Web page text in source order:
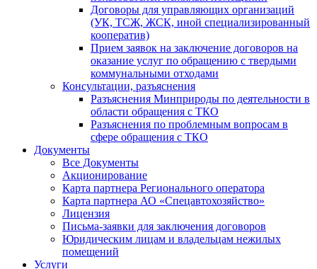
Договоры для управляющих организаций
(УК, ТСЖ, ЖСК, иной специализированный
кооператив)
Прием заявок на заключение договоров на
оказание услуг по обращению с твердыми
коммунальными отходами
Консультации, разъяснения
Разъяснения Минприроды по деятельности в
области обращения с ТКО
Разъяснения по проблемным вопросам в
сфере обращения с ТКО
Документы
Все Документы
Акционирование
Карта партнера Регионального оператора
Карта партнера АО «Спецавтохозяйство»
Лицензия
Письма-заявки для заключения договоров
Юридическим лицам и владельцам нежилых
помещений
Услуги